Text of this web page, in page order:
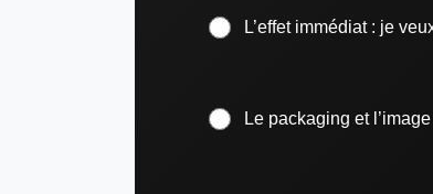
L’effet immédiat : je
Le packaging et